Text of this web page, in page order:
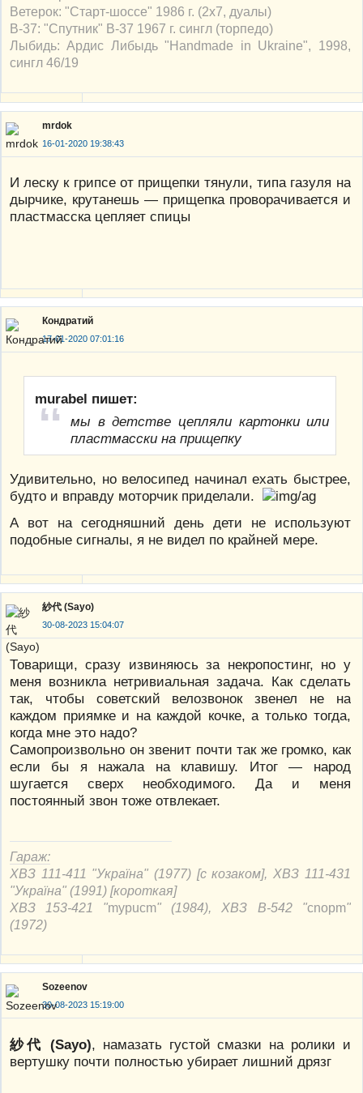
Ветерок: "Старт-шоссе" 1986 г. (2х7, дуалы)
В-37: "Спутник" В-37 1967 г. сингл (торпедо)
Лыбидь: Ардис Либыдь "Handmade in Ukraine", 1998,
сингл 46/19
mrdok
16-01-2020 19:38:43
И леску к грипсе от прищепки тянули, типа газуля на
дырчике, крутанешь — прищепка проворачивается и
пластмасска цепляет спицы
Кондратий
17-01-2020 07:01:16
murabel пишет:
мы в детстве цепляли картонки или
пластмасски на прищепку
Удивительно, но велосипед начинал ехать быстрее,
будто и вправду моторчик приделали.
А вот на сегодняшний день дети не используют
подобные сигналы, я не видел по крайней мере.
紗代 (Sayo)
30-08-2023 15:04:07
Товарищи, сразу извиняюсь за некропостинг, но у
меня возникла нетривиальная задача. Как сделать
так, чтобы советский велозвонок звенел не на
каждом приямке и на каждой кочке, а только тогда,
когда мне это надо?
Самопроизвольно он звенит почти так же громко, как
если бы я нажала на клавишу. Итог — народ
шугается сверх необходимого. Да и меня
постоянный звон тоже отвлекает.
Гараж:
ХВЗ 111-411 "Україна" (1977) [с козаком], ХВЗ 111-431
"Україна" (1991) [короткая]
ХВЗ 153-421 "mypucm" (1984), ХВЗ В-542 "cnорm"
(1972)
Sozeenov
30-08-2023 15:19:00
紗代 (Sayo), намазать густой смазки на ролики и
вертушку почти полностью убирает лишний дрязг